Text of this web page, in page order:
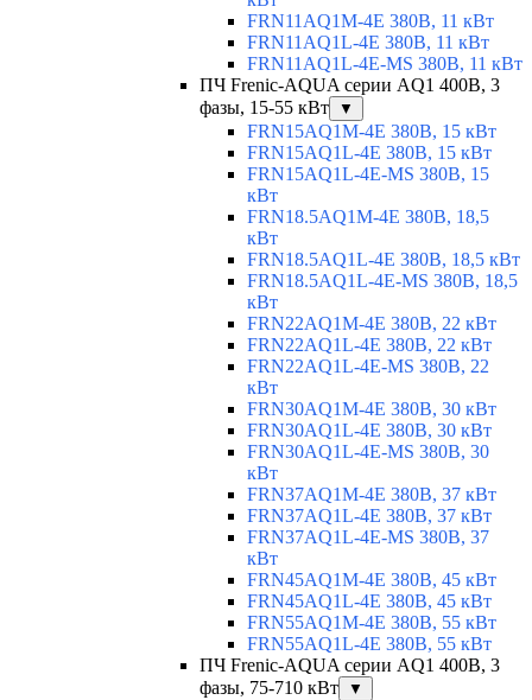
FRN11AQ1M-4E 380В, 11 кВт
FRN11AQ1L-4E 380В, 11 кВт
FRN11AQ1L-4E-MS 380В, 11 кВт
ПЧ Frenic-AQUA серии AQ1 400В, 3
фазы, 15-55 кВт
▼
FRN15AQ1M-4E 380В, 15 кВт
FRN15AQ1L-4E 380В, 15 кВт
FRN15AQ1L-4E-MS 380В, 15
кВт
FRN18.5AQ1M-4E 380В, 18,5
кВт
FRN18.5AQ1L-4E 380В, 18,5 кВт
FRN18.5AQ1L-4E-MS 380В, 18,5
кВт
FRN22AQ1M-4E 380В, 22 кВт
FRN22AQ1L-4E 380В, 22 кВт
FRN22AQ1L-4E-MS 380В, 22
кВт
FRN30AQ1M-4E 380В, 30 кВт
FRN30AQ1L-4E 380В, 30 кВт
FRN30AQ1L-4E-MS 380В, 30
кВт
FRN37AQ1M-4E 380В, 37 кВт
FRN37AQ1L-4E 380В, 37 кВт
FRN37AQ1L-4E-MS 380В, 37
кВт
FRN45AQ1M-4E 380В, 45 кВт
FRN45AQ1L-4E 380В, 45 кВт
FRN55AQ1M-4E 380В, 55 кВт
FRN55AQ1L-4E 380В, 55 кВт
ПЧ Frenic-AQUA серии AQ1 400В, 3
фазы, 75-710 кВт
▼